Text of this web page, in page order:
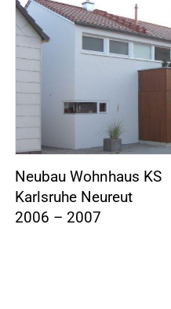
Neubau Wohnhaus KS
Karlsruhe Neureut
2006 – 2007